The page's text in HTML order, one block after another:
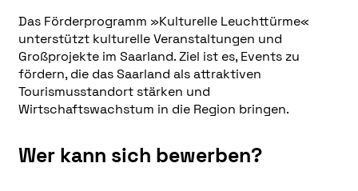
Das Förderprogramm »Kulturelle Leuchttürme«
unterstützt kulturelle Veranstaltungen und
Großprojekte im Saarland. Ziel ist es, Events zu
fördern, die das Saarland als attraktiven
Tourismusstandort stärken und
Wirtschaftswachstum in die Region bringen.
Wer kann sich bewerben?